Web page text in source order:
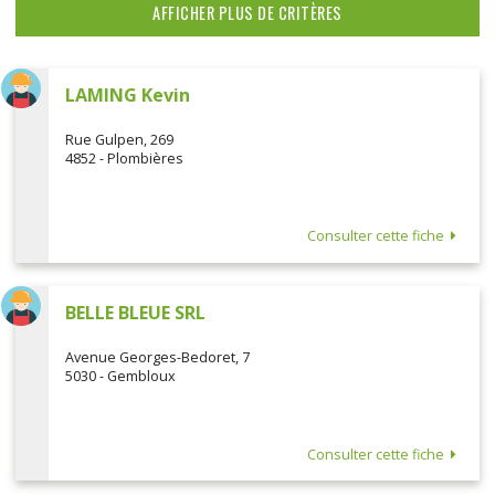
LAMING Kevin
Rue Gulpen, 269
4852 - Plombières
Consulter cette fiche
BELLE BLEUE SRL
Avenue Georges-Bedoret, 7
5030 - Gembloux
Consulter cette fiche
AFFICHER PLUS DE CRITÈRES